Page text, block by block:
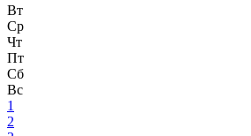
Вт
Ср
Чт
Пт
Сб
Вс
1
2